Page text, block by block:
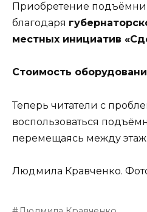
Приобретение
благодаря
местных инициатив
Стоимость
Теперь читатели с
воспользоваться
перемещаясь между
Людмила Кравченко.